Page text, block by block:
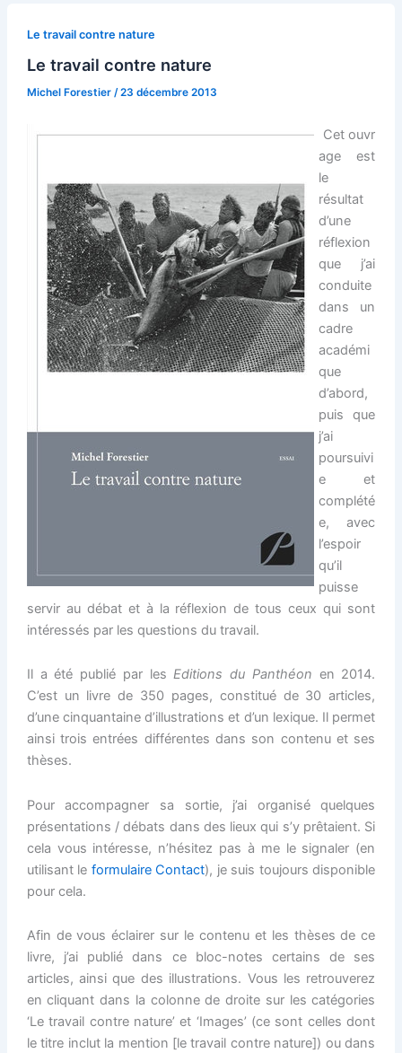
travail
Extraits
Le travail contre nature
Le travail contre nature
Michel Forestier /23 décembre 2013
Cet ouvr
age est
le
résultat
d’une
réflexion
que j’ai
conduite
dans un
cadre
académi
que
d’abord,
puis que
j’ai
poursuivi
e et
complété
e, avec
l’espoir
qu’il
puisse
servir au débat et à la réflexion de tous ceux qui sont
intéressés par les questions du travail.
Il a été publié par lesEditions du Panthéon en 2014.
C’est un livre de 350 pages, constitué de 30 articles,
d’une cinquantaine d’illustrations et d’un lexique. Il permet
ainsi trois entrées différentes dans son contenu et ses
thèses.
Pour accompagner sa sortie, j’ai organisé quelques
présentations / débats dans des lieux qui s’y prêtaient. Si
cela vous intéresse, n’hésitez pas à me le signaler (en
utilisant le formulaire Contact), je suis toujours disponible
pour cela.
Afin de vous éclairer sur le contenu et les thèses de ce
livre, j’ai publié dans ce bloc-notes certains de ses
articles, ainsi que des illustrations. Vous les retrouverez
en cliquant dans la colonne de droite sur les catégories
‘Le travail contre nature’ et ‘Images’ (ce sont celles dont
le titre inclut la mention [le travail contre nature]) ou dans